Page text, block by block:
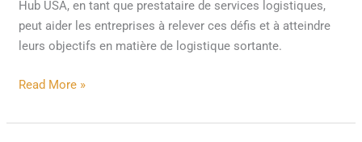
Hub USA, en tant que prestataire de services logistiques,
peut aider les entreprises à relever ces défis et à atteindre
leurs objectifs en matière de logistique sortante.
Read More »